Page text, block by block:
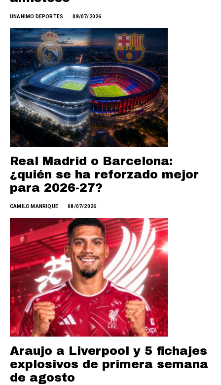
UNANIMO DEPORTES 08/07/2026
Real Madrid o Barcelona:
¿quién se ha reforzado mejor
para 2026-27?
CAMILO MANRIQUE 08/07/2026
Araujo a Liverpool y 5 fichajes
explosivos de primera semana
de agosto